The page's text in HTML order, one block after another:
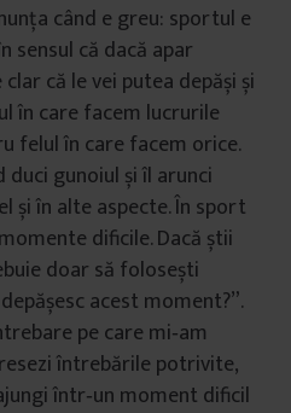
când e greu: sportul e
sensul că dacă apar
că le vei putea depăși și
în care facem lucrurile
felul în care facem orice.
duci gunoiul și îl arunci
și în alte aspecte. În sport
dificile. Dacă știi
doar să folosești
acest moment?”.
pe care mi‑am
întrebările potrivite,
într‑un moment dificil